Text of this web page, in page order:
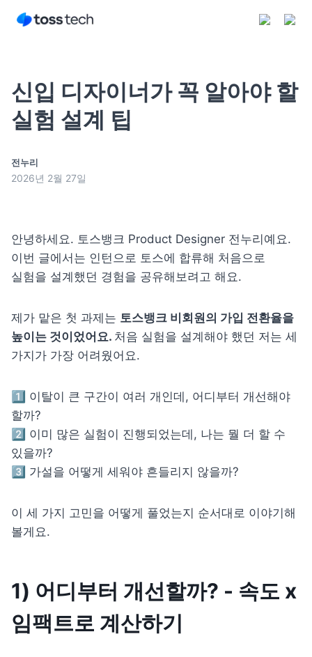
신입 디자이너가 꼭 알아야 할
실험 설계 팁
전누리
2026년 2월 27일
안녕하세요. 토스뱅크 Product Designer 전누리예요.
이번 글에서는 인턴으로 토스에 합류해 처음으로
실험을 설계했던 경험을 공유해보려고 해요.
제가 맡은 첫 과제는 토스뱅크 비회원의 가입 전환율을
높이는 것이었어요. 처음 실험을 설계해야 했던 저는 세
가지가 가장 어려웠어요.
1️⃣ 이탈이 큰 구간이 여러 개인데, 어디부터 개선해야
할까?
2️⃣ 이미 많은 실험이 진행되었는데, 나는 뭘 더 할 수
있을까?
3️⃣ 가설을 어떻게 세워야 흔들리지 않을까?
이 세 가지 고민을 어떻게 풀었는지 순서대로 이야기해
볼게요.
1) 어디부터 개선할까? - 속도 x
임팩트로 계산하기